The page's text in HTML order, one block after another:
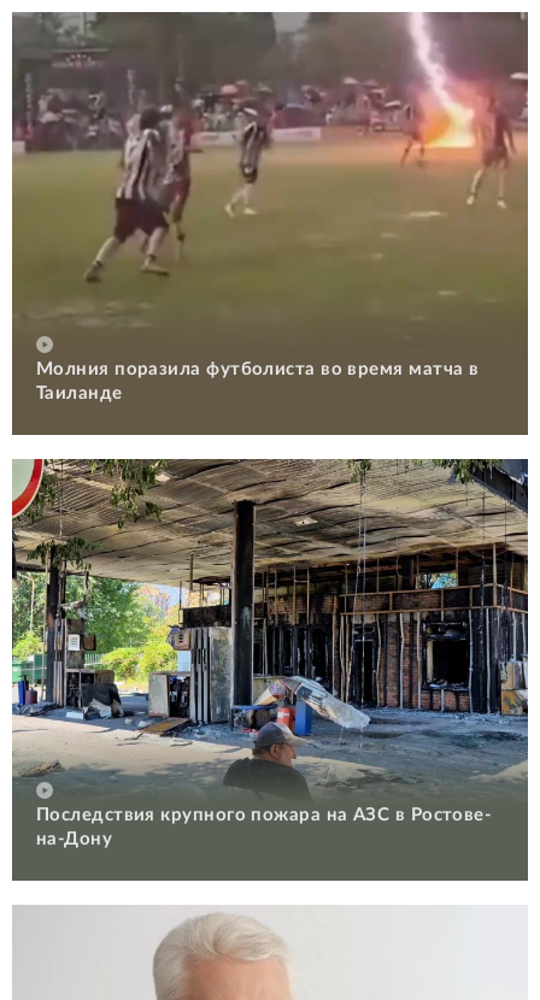
Молния поразила футболиста во время матча в
Таиланде
Последствия крупного пожара на АЗС в Ростове-
на-Дону